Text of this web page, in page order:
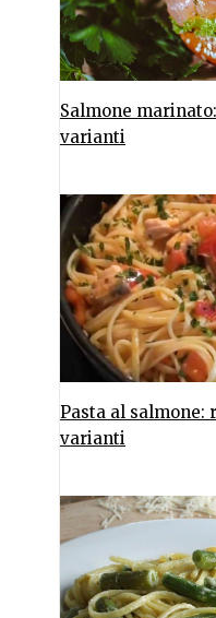
Salmone
varianti
Pasta al salmone:
varianti